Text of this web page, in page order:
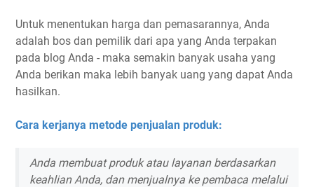
Untuk menentukan harga dan pemasarannya, Anda
adalah bos dan pemilik dari apa yang Anda terpakan
pada blog Anda - maka semakin banyak usaha yang
Anda berikan maka lebih banyak uang yang dapat Anda
hasilkan.
Cara kerjanya metode penjualan produk:
Anda membuat produk atau layanan berdasarkan
keahlian Anda, dan menjualnya ke pembaca melalui